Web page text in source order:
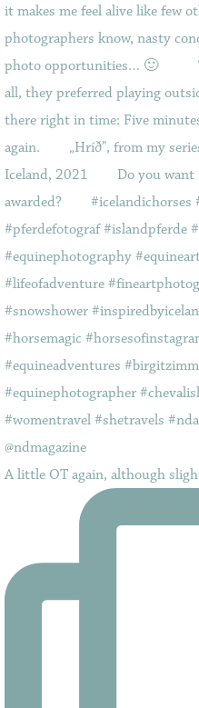
A little OT again, although